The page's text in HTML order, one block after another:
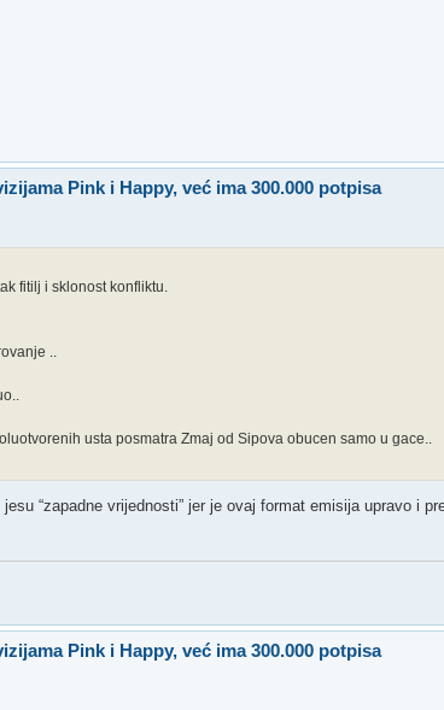
Pink i Happy, već ima 300.000 potpisa
fitilj i sklonost konfliktu.
..
usta posmatra Zmaj od Sipova obucen samo u gace..
“zapadne vrijednosti” jer je ovaj format emisija upravo i
Pink i Happy, već ima 300.000 potpisa